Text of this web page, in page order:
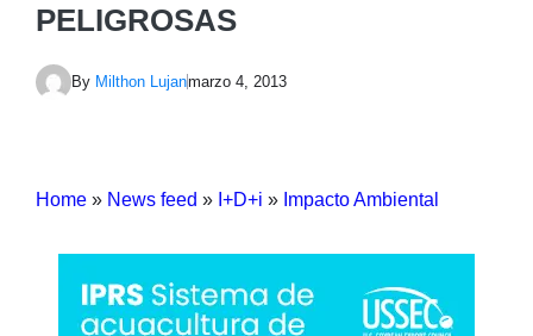
PELIGROSAS
By Milthon Lujanmarzo 4, 2013
Home » News feed » I+D+i » Impacto Ambiental